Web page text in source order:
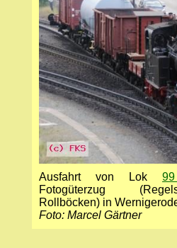
Ausfahrt von Lok99
Fotogüterzug
Rollböcken) in
Foto: Marcel Gärtner